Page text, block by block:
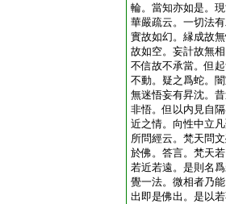
輪。當知亦如是。
華嚴疏云。一切法
實故如幻。縁成故
故如空。妄計故無
不信故不承當。但
不動。疑之爲蛇。
無迷悟妄有昇沈。
非悟。但以内見自
近之情。向性中立
所問經云。梵天問
於佛。答言。梵天
若近若遠。是則名
覺一法。微相者乃
出即是佛出。是以